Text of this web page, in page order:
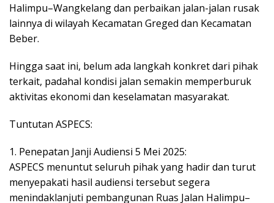
Halimpu–Wangkelang dan perbaikan jalan-jalan rusak
lainnya di wilayah Kecamatan Greged dan Kecamatan
Beber.
Hingga saat ini, belum ada langkah konkret dari pihak
terkait, padahal kondisi jalan semakin memperburuk
aktivitas ekonomi dan keselamatan masyarakat.
Tuntutan ASPECS:
1. Penepatan Janji Audiensi 5 Mei 2025:
ASPECS menuntut seluruh pihak yang hadir dan turut
menyepakati hasil audiensi tersebut segera
menindaklanjuti pembangunan Ruas Jalan Halimpu–